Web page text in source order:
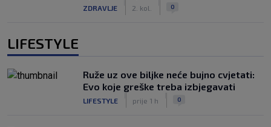
ZDRAVLJE 2. kol. 0
LIFESTYLE
Ruže uz ove biljke neće bujno cvjetati:
Evo koje greške treba izbjegavati
LIFESTYLE prije 1 h 0